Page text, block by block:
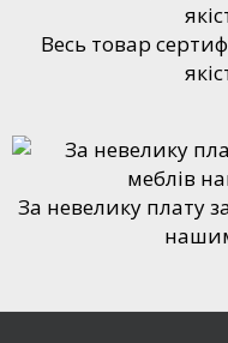
Весь товар
За невелику плату